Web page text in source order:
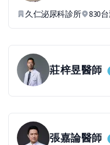
久仁泌尿科診所 830
莊梓昱醫師
張嘉論醫師